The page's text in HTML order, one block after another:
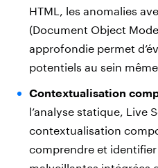
HTML, les anomalies
(Document Object
approfondie permet
potentiels au sein
Contextualisation
l’analyse statique, Live
contextualisation
comprendre et